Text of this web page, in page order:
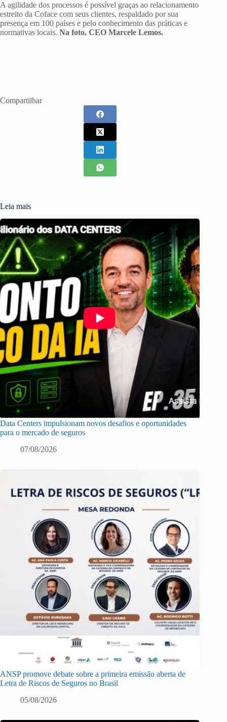
A agilidade dos processos é possível graças ao relacionamento
estreito da Coface com seus clientes, respaldado por sua
presença em 100 países e pelo conhecimento das práticas e
normativas locais. Na foto, CEO Marcele Lemos.
Compartilhar
Leia mais
Data Centers impulsionam novos desafios e oportunidades
para o mercado de seguros
07/08/2026
ANSP promove debate sobre a primeira emissão aberta de
Letra de Riscos de Seguros no Brasil
05/08/2026